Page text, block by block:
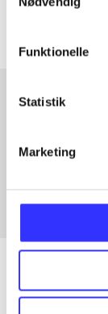
Funktionelle
Statistik
Marketing
Fra